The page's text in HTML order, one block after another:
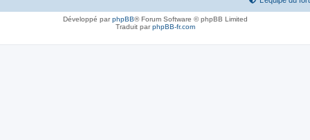
Développé parphpBB® Forum Software © phpBB Limited
Traduit parphpBB-fr.com